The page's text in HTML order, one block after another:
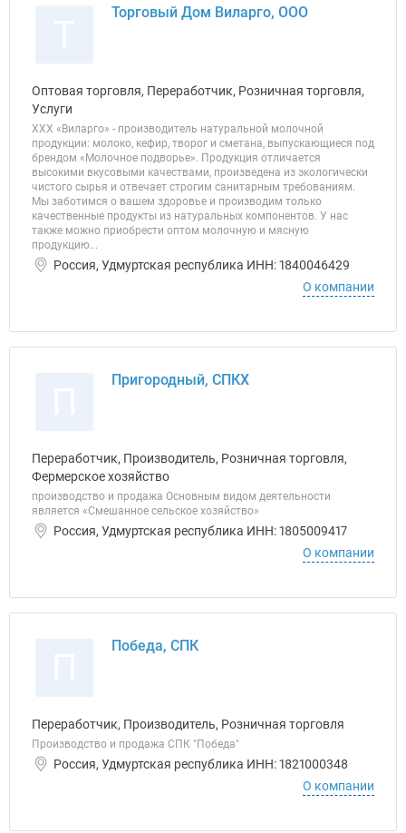
Торговый Дом Виларго, ООО
Оптовая торговля, Переработчик, Розничная торговля,
Услуги
ХХХ «Виларго» - производитель натуральной молочной
продукции: молоко, кефир, творог и сметана, выпускающиеся под
брендом «Молочное подворье». Продукция отличается
высокими вкусовыми качествами, произведена из экологически
чистого сырья и отвечает строгим санитарным требованиям.
Мы заботимся о вашем здоровье и производим только
качественные продукты из натуральных компонентов. У нас
также можно приобрести оптом молочную и мясную
продукцию...
Россия, Удмуртская республика ИНН: 1840046429
О компании
Пригородный, СПКХ
Переработчик, Производитель, Розничная торговля,
Фермерское хозяйство
производство и продажа Основным видом деятельности
является «Смешанное сельское хозяйство»
Россия, Удмуртская республика ИНН: 1805009417
О компании
Победа, СПК
Переработчик, Производитель, Розничная торговля
Производство и продажа СПК "Победа"
Россия, Удмуртская республика ИНН: 1821000348
О компании